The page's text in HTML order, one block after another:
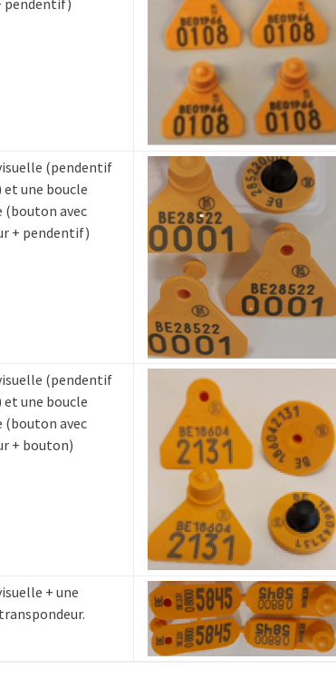
(pendentif
une boucle
(bouton avec
+ pendentif)
(pendentif
une boucle
(bouton avec
+ bouton)
+ une